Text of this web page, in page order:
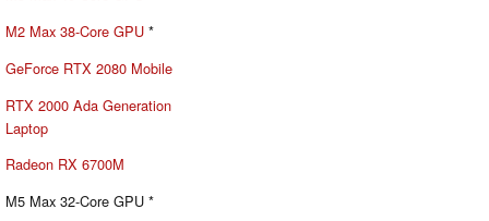
M2 Max 38-Core GPU *
GeForce RTX 2080 Mobile
RTX 2000 Ada Generation
Laptop
Radeon RX 6700M
M5 Max 32-Core GPU *